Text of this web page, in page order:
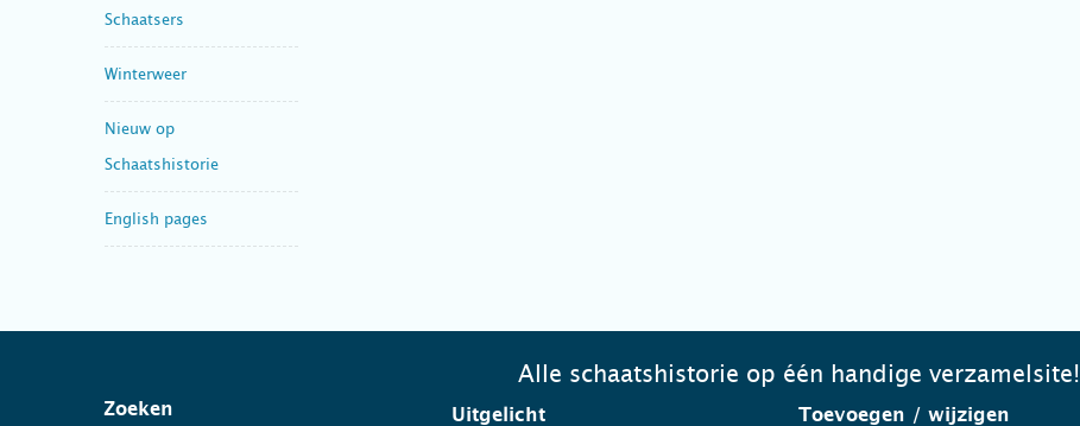
Schaatsers
Winterweer
Nieuw op
Schaatshistorie
English pages
Alle schaatshistorie op één handige verzamelsite!
Zoeken Uitgelicht Toevoegen / wijzigen